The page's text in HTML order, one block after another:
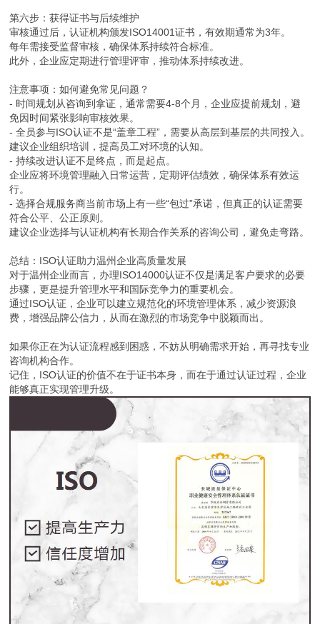
第六步：获得证书与后续维护
审核通过后，认证机构颁发ISO14001证书，有效期通常为3年。
每年需接受监督审核，确保体系持续符合标准。
此外，企业应定期进行管理评审，推动体系持续改进。
注意事项：如何避免常见问题？
- 时间规划从咨询到拿证，通常需要4-8个月，企业应提前规划，避
免因时间紧张影响审核效果。
- 全员参与ISO认证不是“盖章工程”，需要从高层到基层的共同投入。
建议企业组织培训，提高员工对环境的认知。
- 持续改进认证不是终点，而是起点。
企业应将环境管理融入日常运营，定期评估绩效，确保体系有效运
行。
- 选择合规服务商当前市场上有一些“包过”承诺，但真正的认证需要
符合公平、公正原则。
建议企业选择与认证机构有长期合作关系的咨询公司，避免走弯路。
总结：ISO认证助力温州企业高质量发展
对于温州企业而言，办理ISO14000认证不仅是满足客户要求的必要
步骤，更是提升管理水平和国际竞争力的重要机会。
通过ISO认证，企业可以建立规范化的环境管理体系，减少资源浪
费，增强品牌公信力，从而在激烈的市场竞争中脱颖而出。
如果你正在为认证流程感到困惑，不妨从明确需求开始，再寻找专业
咨询机构合作。
记住，ISO认证的价值不在于证书本身，而在于通过认证过程，企业
能够真正实现管理升级。